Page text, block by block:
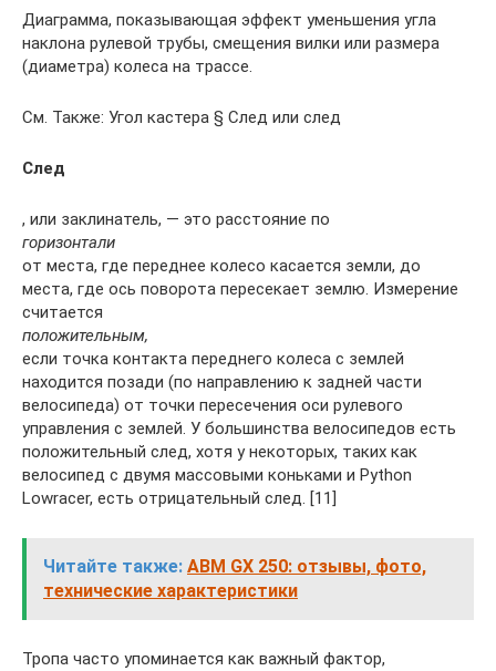
Диаграмма, показывающая эффект уменьшения угла
наклона рулевой трубы, смещения вилки или размера
(диаметра) колеса на трассе.
См. Также: Угол кастера § След или след
След
, или заклинатель, — это расстояние по
горизонтали
от места, где переднее колесо касается земли, до
места, где ось поворота пересекает землю. Измерение
считается
положительным,
если точка контакта переднего колеса с землей
находится позади (по направлению к задней части
велосипеда) от точки пересечения оси рулевого
управления с землей. У большинства велосипедов есть
положительный след, хотя у некоторых, таких как
велосипед с двумя массовыми коньками и Python
Lowracer, есть отрицательный след. [11]
Читайте также: ABM GX 250: отзывы, фото,
технические характеристики
Тропа часто упоминается как важный фактор,